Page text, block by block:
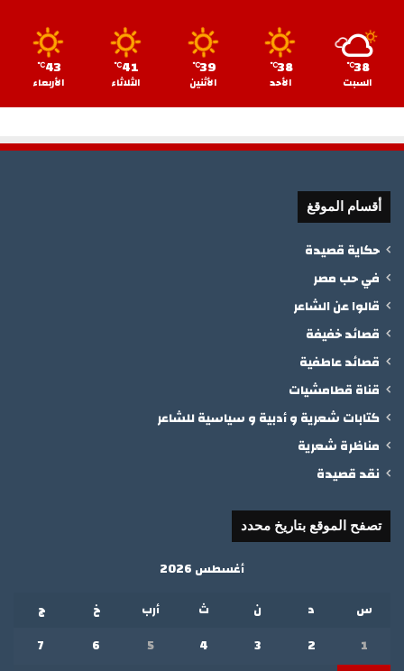
38
℃
السبت
38
℃
الأحد
39
℃
الأثنين
41
℃
الثلاثاء
43
℃
الأربعاء
أقسام الموقغ
حكاية قصيدة
في حب مصر
قالوا عن الشاعر
قصائد خفيفة
قصائد عاطفية
قناة قطامشيات
كتابات شعرية و أدبية و سياسية للشاعر
مناظرة شعرية
نقد قصيدة
تصفح الموقع بتاريخ محدد
أغسطس 2026
س
د ن ث أرب خ
ج
1
2
3
4
5
6
7